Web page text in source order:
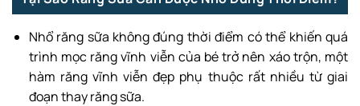
Nhổ răng sữa không đúng thời điểm có thể khiến quá
trình mọc răng vĩnh viễn của bé trở nên xáo trộn, một
hàm răng vĩnh viễn đẹp phụ thuộc rất nhiều từ giai
đoạn thay răng sữa.